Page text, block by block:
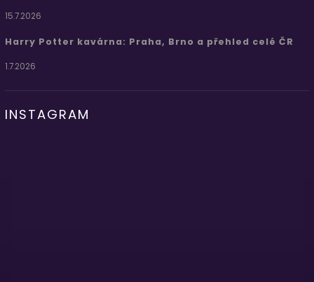
15.7.2026
Harry Potter kavárna: Praha, Brno a přehled celé ČR
1.7.2026
INSTAGRAM